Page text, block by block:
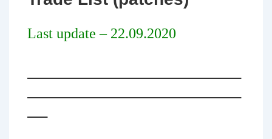
Last update – 22.09.2020